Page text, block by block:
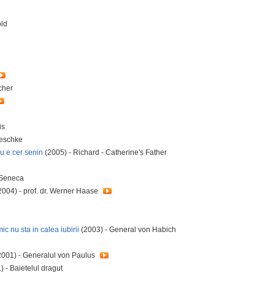
e cer senin (2005) - Richard - Catherine's Father
- prof. dr. Werner Haase
nu sta in calea iubirii (2003) - General von Habich
- Generalul von Paulus
- Baietelul dragut